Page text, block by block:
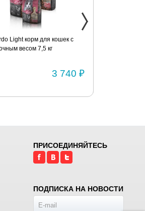
Light корм для кошек с
весом 7,5 кг
3 740 ₽
ПРИСОЕДИНЯЙТЕСЬ
ПОДПИСКА НА НОВОСТИ